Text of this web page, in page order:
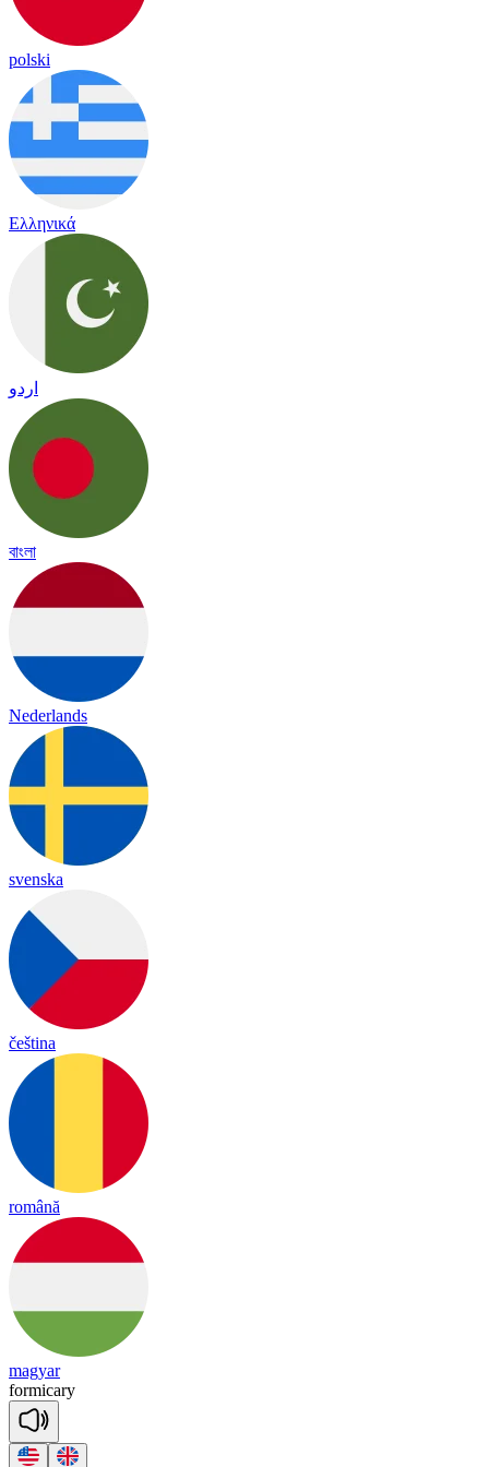
polski
Ελληνικά
اردو
বাংলা
Nederlands
svenska
čeština
română
magyar
formicary